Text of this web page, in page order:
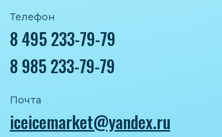
Политика конфиденциальности